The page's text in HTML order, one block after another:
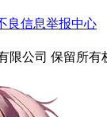
良信息举报中心
限公司 保留所有